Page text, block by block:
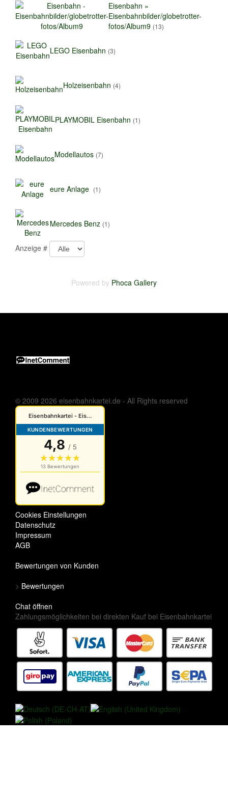
Eisenbahn »
Eisenbahnbilder/globetrotter-
fotos/Album9 (13)
LEGO Eisenbahn (3)
Holzeisenbahn (4)
PLAYMOBIL Eisenbahn (1)
Modellautos (7)
eure Anlage (1)
Mercedes Benz (1)
Anzeige #
Powered by Phoca Gallery
© 2009 2026 eisenbahnkartei.de - All Rights reserved
Cookies Einstellungen
Datenschutz
Impressum
AGB
Bewertungen von Kunden
> Bewertungen
Chat öffnen
Zahlungsmöglichkeiten bei direkten Kauf bei Eisenbahnkartei